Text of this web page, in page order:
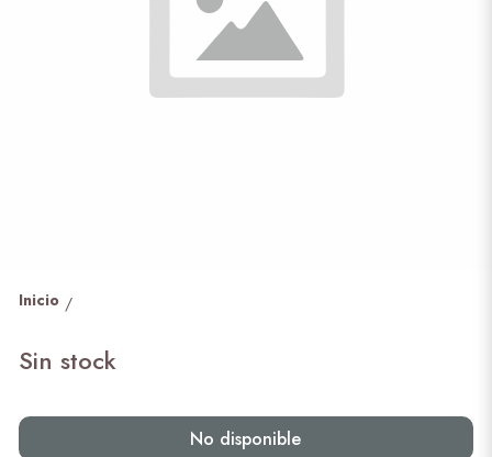
Inicio /
Sin stock
No disponible